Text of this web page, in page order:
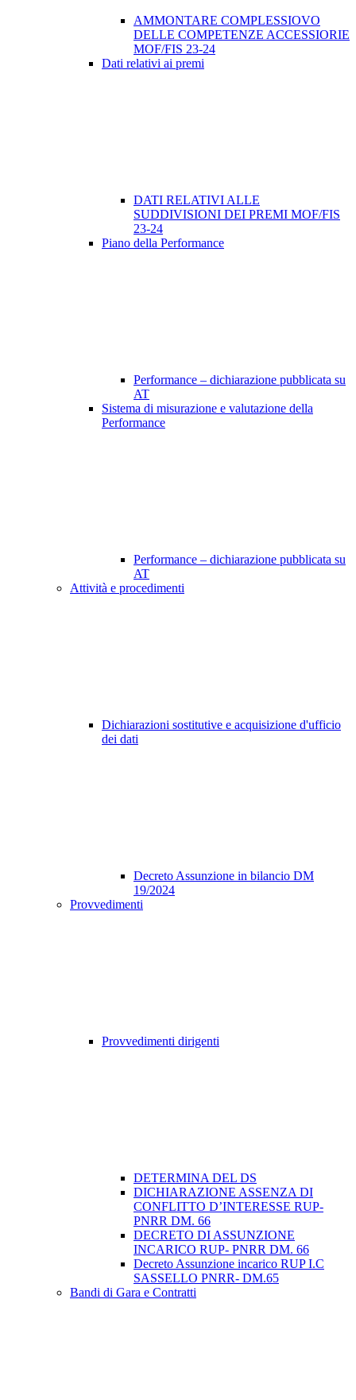
AMMONTARE COMPLESSIOVO
DELLE COMPETENZE ACCESSIORIE
MOF/FIS 23-24
Dati relativi ai premi
DATI RELATIVI ALLE
SUDDIVISIONI DEI PREMI MOF/FIS
23-24
Piano della Performance
Performance – dichiarazione pubblicata su
AT
Sistema di misurazione e valutazione della
Performance
Performance – dichiarazione pubblicata su
AT
Attività e procedimenti
Dichiarazioni sostitutive e acquisizione d'ufficio
dei dati
Decreto Assunzione in bilancio DM
19/2024
Provvedimenti
Provvedimenti dirigenti
DETERMINA DEL DS
DICHIARAZIONE ASSENZA DI
CONFLITTO D’INTERESSE RUP-
PNRR DM. 66
DECRETO DI ASSUNZIONE
INCARICO RUP- PNRR DM. 66
Decreto Assunzione incarico RUP I.C
SASSELLO PNRR- DM.65
Bandi di Gara e Contratti